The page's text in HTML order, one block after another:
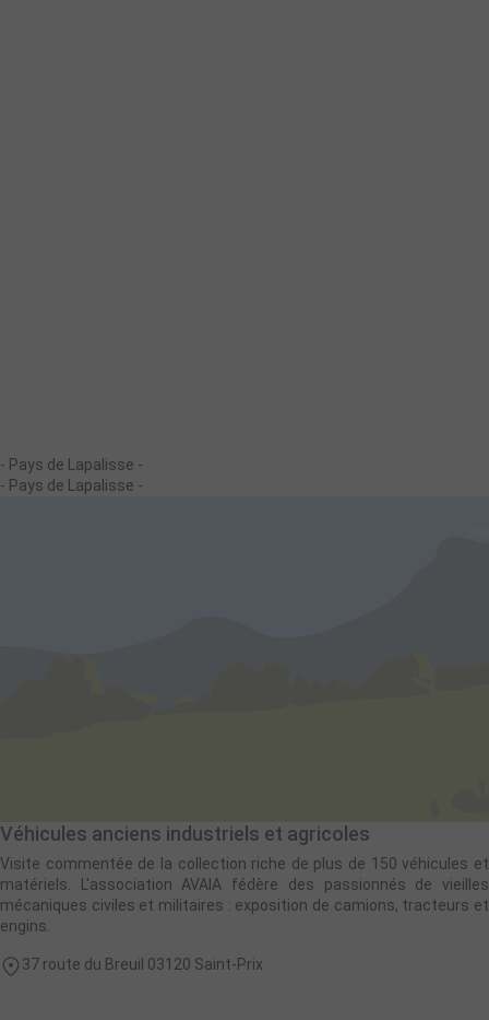
- Pays de Lapalisse -
- Pays de Lapalisse -
Véhicules anciens industriels et agricoles
Visite commentée de la collection riche de plus de 150 véhicules et
matériels. L'association AVAIA fédère des passionnés de vieilles
mécaniques civiles et militaires : exposition de camions, tracteurs et
engins.
37 route du Breuil 03120 Saint-Prix